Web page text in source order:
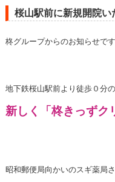
桜山駅前に新規開院
柊グループからのお知らせで
地下鉄桜山駅前より徒歩０分
昭和郵便局向かいのスギ薬局